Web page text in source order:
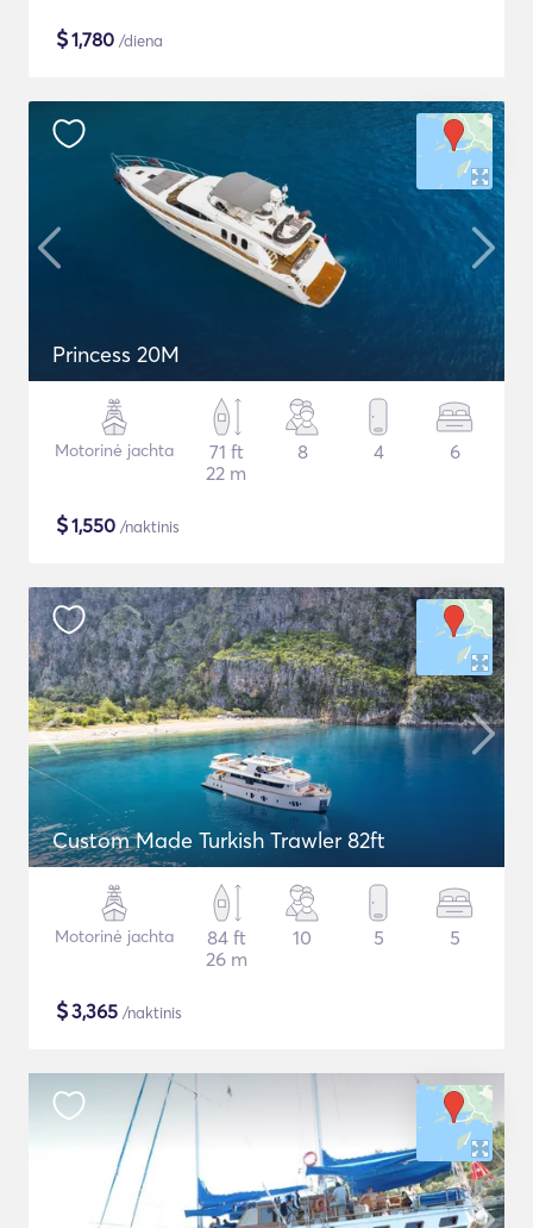
$1,780 /diena
Princess 20M
Motorinė jachta
71 ft
22 m
8 4 6
$1,550 /naktinis
Custom Made Turkish Trawler 82ft
Motorinė jachta
84 ft
26 m
10 5 5
$3,365 /naktinis